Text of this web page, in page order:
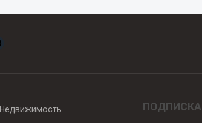
Недвижимость ПОДПИСКА